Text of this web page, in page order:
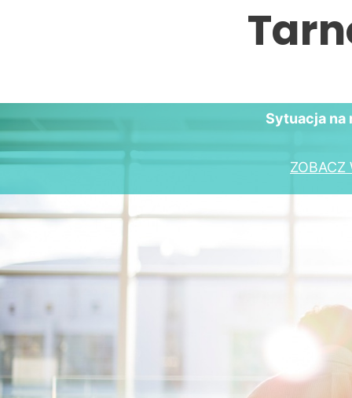
Sytuacja na
ZOBACZ